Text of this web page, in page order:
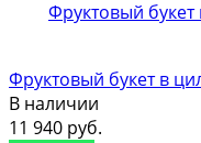
Фруктовый букет в
В наличии
11 940 руб.